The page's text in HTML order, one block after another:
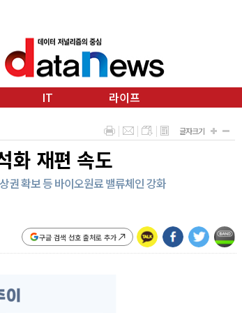
IT 라이프
화 재편 속도
권 확보 등 바이오원료 밸류체인 강화
구글 검색 선호 출처로 추가
글자크기